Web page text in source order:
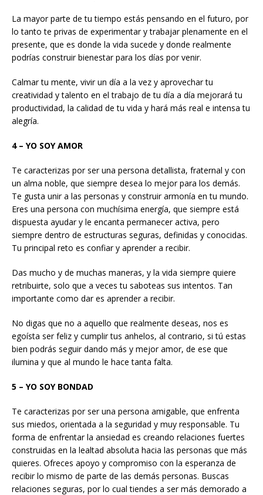
La mayor parte de tu tiempo estás pensando en el futuro, por
lo tanto te privas de experimentar y trabajar plenamente en el
presente, que es donde la vida sucede y donde realmente
podrías construir bienestar para los días por venir.
Calmar tu mente, vivir un día a la vez y aprovechar tu
creatividad y talento en el trabajo de tu día a día mejorará tu
productividad, la calidad de tu vida y hará más real e intensa tu
alegría.
4 – YO SOY AMOR
Te caracterizas por ser una persona detallista, fraternal y con
un alma noble, que siempre desea lo mejor para los demás.
Te gusta unir a las personas y construir armonía en tu mundo.
Eres una persona con muchísima energía, que siempre está
dispuesta ayudar y le encanta permanecer activa, pero
siempre dentro de estructuras seguras, definidas y conocidas.
Tu principal reto es confiar y aprender a recibir.
Das mucho y de muchas maneras, y la vida siempre quiere
retribuirte, solo que a veces tu saboteas sus intentos. Tan
importante como dar es aprender a recibir.
No digas que no a aquello que realmente deseas, nos es
egoísta ser feliz y cumplir tus anhelos, al contrario, si tú estas
bien podrás seguir dando más y mejor amor, de ese que
ilumina y que al mundo le hace tanta falta.
5 – YO SOY BONDAD
Te caracterizas por ser una persona amigable, que enfrenta
sus miedos, orientada a la seguridad y muy responsable. Tu
forma de enfrentar la ansiedad es creando relaciones fuertes
construidas en la lealtad absoluta hacia las personas que más
quieres. Ofreces apoyo y compromiso con la esperanza de
recibir lo mismo de parte de las demás personas. Buscas
relaciones seguras, por lo cual tiendes a ser más demorado a